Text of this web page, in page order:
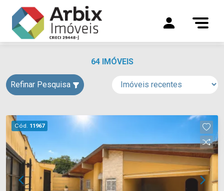
64 IMÓVEIS
Refinar Pesquisa
Cód. 11967